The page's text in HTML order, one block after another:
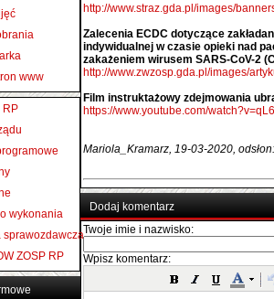
www
RP
wykonania
sprawozdawcza
ZOSP RP
http://www.straz.gda.pl/images/
Zalecenia ECDC dotyczące
indywidualnej w czasie opieki nad
zakażeniem wirusem SARS-CoV-2
http://www.zwzosp.gda.pl/images/
Film instruktażowy zdejmowania
https://www.youtube.com/
Mariola_Kramarz, 19-03-2020,
Dodaj komentarz
Twoje imie i nazwisko:
Wpisz komentarz: